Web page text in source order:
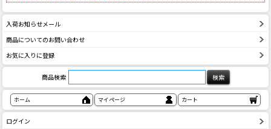
入荷お知らせメール
商品についてのお問い合わせ
お気に入りに登録
商品検索
ホーム マイページ カート
ログイン